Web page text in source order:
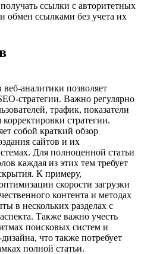
ссылки с авторитетных
обмен ссылками без учета их
аналитики позволяет
стратегии. Важно регулярно
трафик, показатели
стратегии.
собой краткий обзор
сайтов и их
Для полноценной статьи
каждая из этих тем требует
К примеру,
скорости загрузки
контента и методах
в нескольких разделах с
Также важно учесть
поисковых систем и
что также потребует
полной статьи.